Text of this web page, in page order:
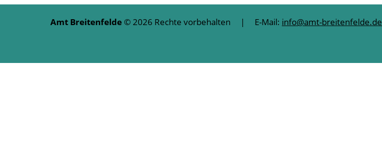
Amt Breitenfelde © 2026 Rechte vorbehalten | E-Mail: info@amt-breitenfelde.de